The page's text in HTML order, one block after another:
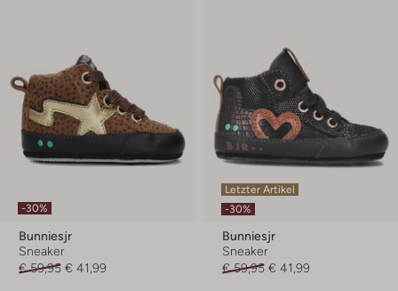
-30%
Bunniesjr
Sneaker
€ 59,95 € 41,99
Letzter Artikel
-30%
Bunniesjr
Sneaker
€ 59,95 € 41,99